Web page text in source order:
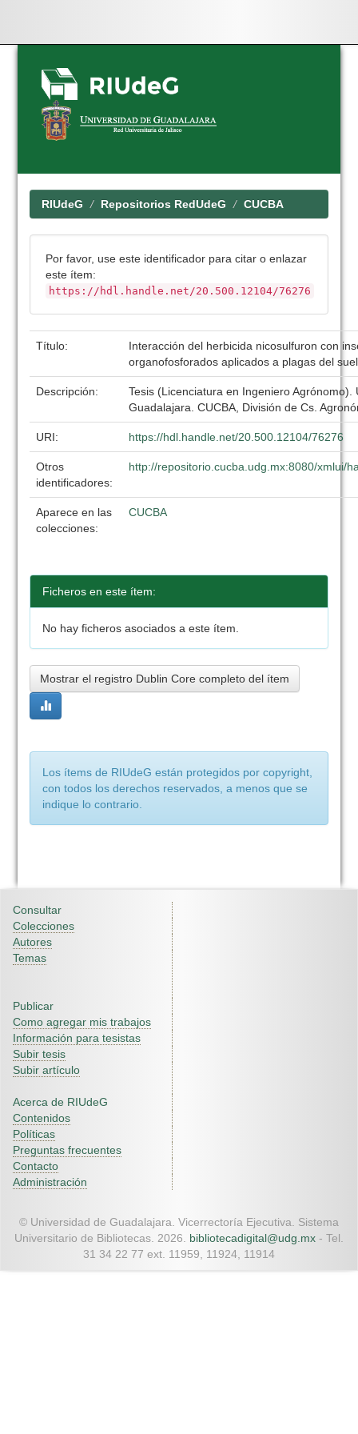
Skip
navigation
RIUdeG Repositorios RedUdeG CUCBA
Por favor, use este identificador para citar o enlazar
este ítem:
https://hdl.handle.net/20.500.12104/76276
Título:
Interacción del herbicida nicosulfuron con
organofosforados aplicados a plagas del
Descripción:
Tesis (Licenciatura en Ingeniero Agrónomo).
Guadalajara. CUCBA, División de Cs.
URI: https://hdl.handle.net/20.500.12104/76276
Otros
identificadores:
http://repositorio.cucba.udg.mx:8080/xmlui/
Aparece en las
colecciones:
CUCBA
Ficheros en este ítem:
No hay ficheros asociados a este ítem.
Mostrar el registro Dublin Core completo del ítem
Los ítems de RIUdeG están protegidos por copyright,
con todos los derechos reservados, a menos que se
indique lo contrario.
Consultar
Colecciones
Autores
Temas
Publicar
Como agregar mis trabajos
Información para tesistas
Subir tesis
Subir artículo
Acerca de RIUdeG
Contenidos
Políticas
Preguntas frecuentes
Contacto
Administración
© Universidad de Guadalajara. Vicerrectoría Ejecutiva. Sistema
Universitario de Bibliotecas. 2026. bibliotecadigital@udg.mx - Tel.
31 34 22 77 ext. 11959, 11924, 11914